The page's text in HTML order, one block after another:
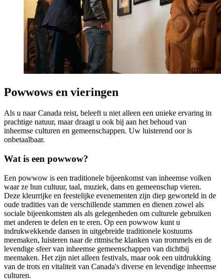
Powwows en vieringen
Als u naar Canada reist, beleeft u niet alleen een unieke ervaring in
prachtige natuur, maar draagt u ook bij aan het behoud van
inheemse culturen en gemeenschappen. Uw luisterend oor is
onbetaalbaar.
Wat is een powwow?
Een powwow is een traditionele bijeenkomst van inheemse volken
waar ze hun cultuur, taal, muziek, dans en gemeenschap vieren.
Deze kleurrijke en feestelijke evenementen zijn diep geworteld in de
oude tradities van de verschillende stammen en dienen zowel als
sociale bijeenkomsten als als gelegenheden om culturele gebruiken
met anderen te delen en te eren. Op een powwow kunt u
indrukwekkende dansen in uitgebreide traditionele kostuums
meemaken, luisteren naar de ritmische klanken van trommels en de
levendige sfeer van inheemse gemeenschappen van dichtbij
meemaken. Het zijn niet alleen festivals, maar ook een uitdrukking
van de trots en vitaliteit van Canada's diverse en levendige inheemse
culturen.